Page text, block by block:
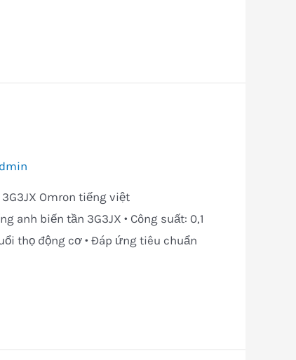
Omron tiếng việt
anh biến tần 3G3JX • Công suất: 0,1
thọ động cơ • Đáp ứng tiêu chuẩn